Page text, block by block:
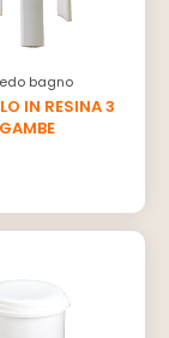
bagno
IN RESINA 3
GAMBE